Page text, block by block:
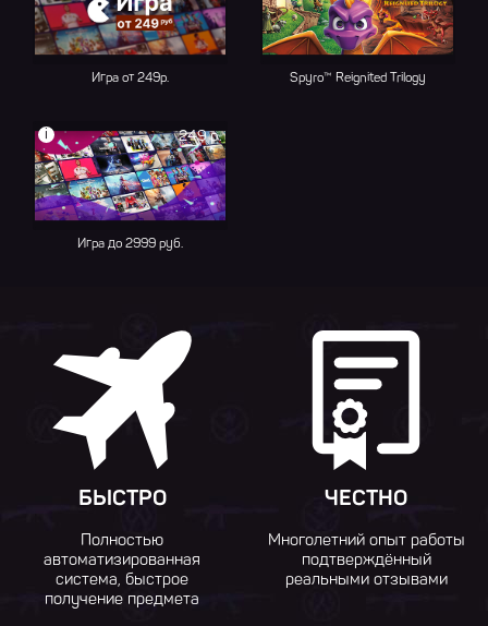
Игра от 249р. Spyro™ Reignited Trilogy
249 р.
i
Игра до 2999 руб.
БЫСТРО
Полностью
автоматизированная
система, быстрое
получение предмета
ЧЕСТНО
Многолетний опыт работы
подтверждённый
реальными отзывами